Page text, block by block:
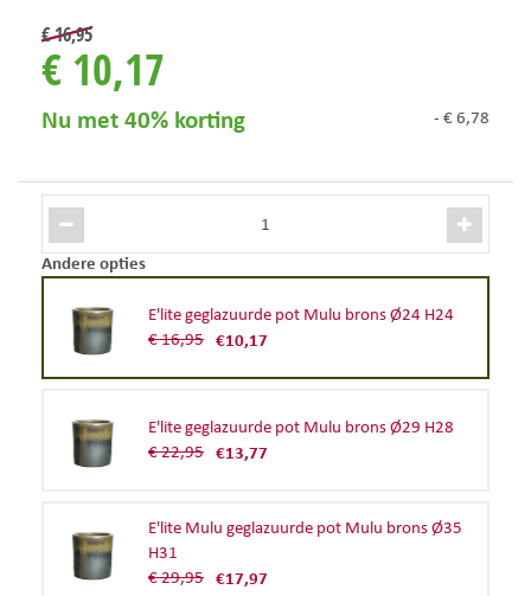
€16,95
€ 10,17
Nu met 40% korting - €6,78
Andere opties
E'lite geglazuurde pot Mulu brons Ø24 H24
€16,95 €10,17
E'lite geglazuurde pot Mulu brons Ø29 H28
€22,95 €13,77
E'lite Mulu geglazuurde pot Mulu brons Ø35
H31
€29,95 €17,97